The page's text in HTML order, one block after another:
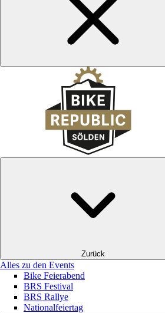
Zurück
Alles zu den Events
Bike Feierabend
BRS Festival
BRS Rallye
Nationalfeiertag